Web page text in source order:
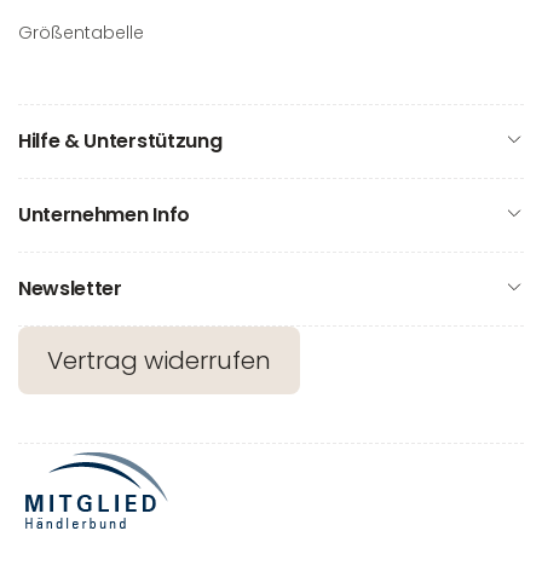
Größentabelle
Hilfe & Unterstützung
Unternehmen Info
Newsletter
Vertrag widerrufen